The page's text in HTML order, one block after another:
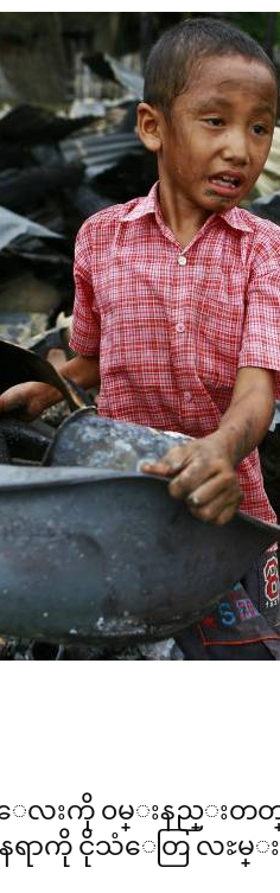
းကို ၀မ္းနည္းတ
ာကို ငိုသံေတြ လႊမ္း